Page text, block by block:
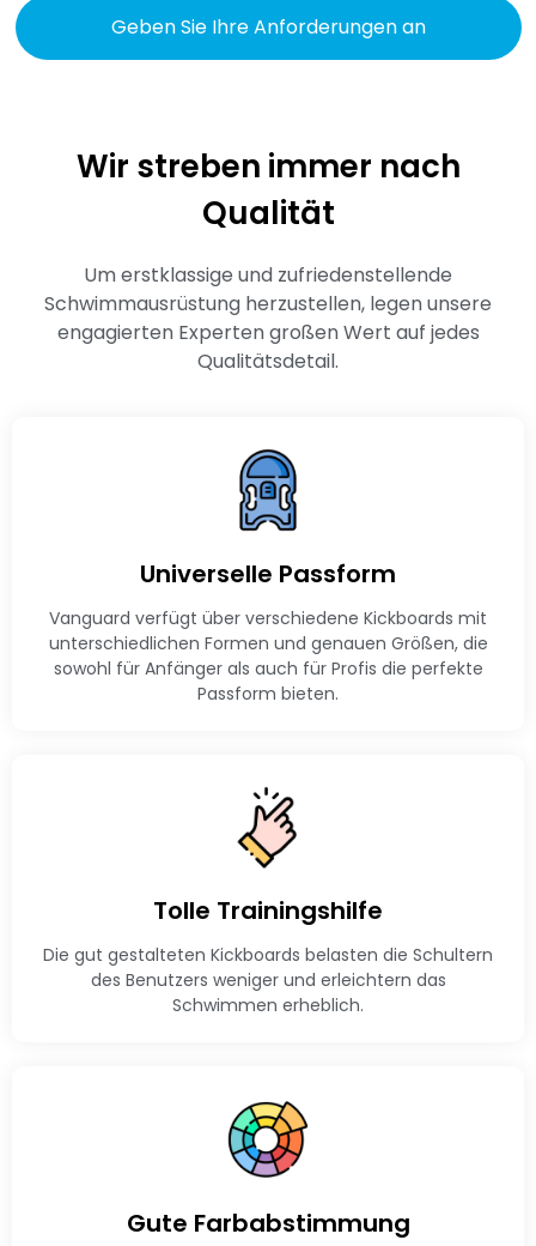
Geben Sie Ihre Anforderungen an
Wir streben immer nach
Qualität
Um erstklassige und zufriedenstellende
Schwimmausrüstung herzustellen, legen unsere
engagierten Experten großen Wert auf jedes
Qualitätsdetail.
Universelle Passform
Vanguard verfügt über verschiedene Kickboards mit
unterschiedlichen Formen und genauen Größen, die
sowohl für Anfänger als auch für Profis die perfekte
Passform bieten.
Tolle Trainingshilfe
Die gut gestalteten Kickboards belasten die Schultern
des Benutzers weniger und erleichtern das
Schwimmen erheblich.
Gute Farbabstimmung